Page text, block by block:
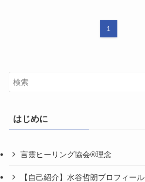
1
はじめに
言靈ヒーリング協会®理念
【自己紹介】水谷哲朗プロフィール